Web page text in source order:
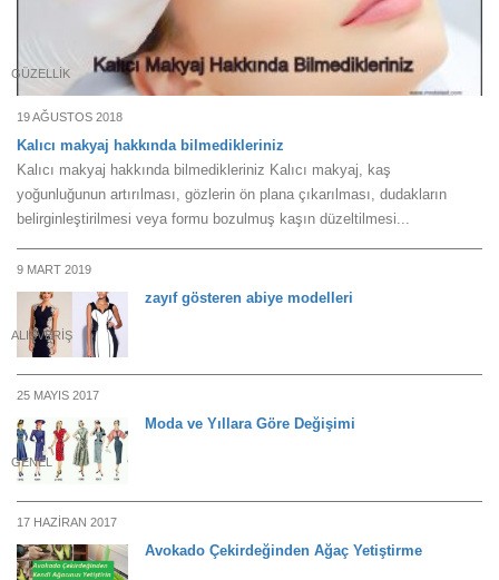
GÜZELLIK
19 AĞUSTOS 2018
Kalıcı makyaj hakkında bilmedikleriniz
Kalıcı makyaj hakkında bilmedikleriniz Kalıcı makyaj, kaş
yoğunluğunun artırılması, gözlerin ön plana çıkarılması, dudakların
belirginleştirilmesi veya formu bozulmuş kaşın düzeltilmesi...
9 MART 2019
ALIŞVERIŞ
zayıf gösteren abiye modelleri
25 MAYIS 2017
GENEL
Moda ve Yıllara Göre Değişimi
17 HAZIRAN 2017
Avokado Çekirdeğinden Ağaç Yetiştirme